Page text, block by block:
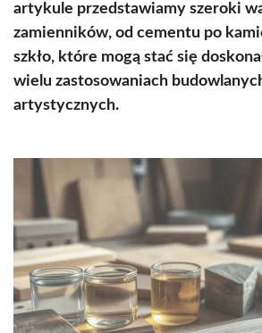
artykule przedstawiamy szeroki
zamienników, od cementu po
szkło, które mogą stać się
wielu zastosowaniach
artystycznych.